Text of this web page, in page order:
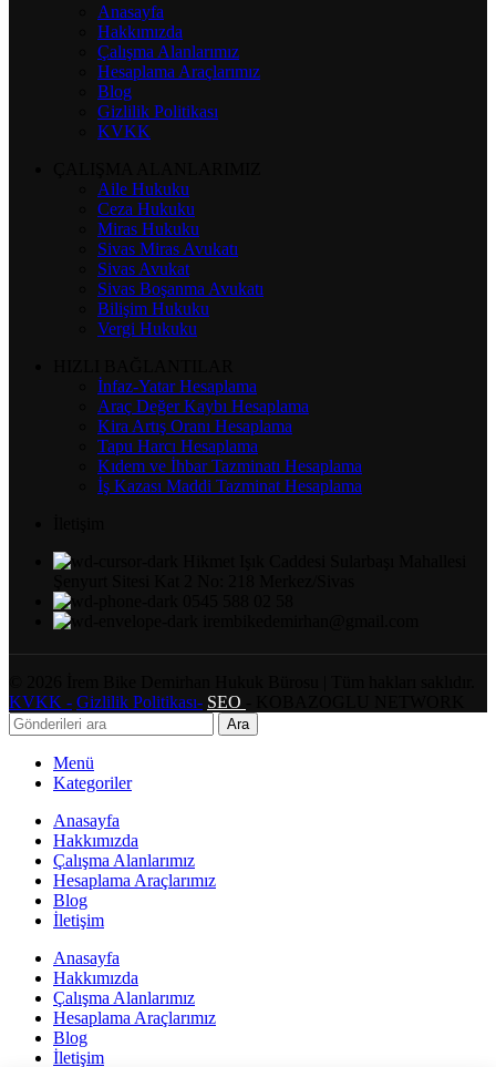
Anasayfa
Hakkımızda
Çalışma Alanlarımız
Hesaplama Araçlarımız
Blog
Gizlilik Politikası
KVKK
Aile Hukuku
Ceza Hukuku
Miras Hukuku
Sivas Miras Avukatı
Sivas Avukat
Sivas Boşanma Avukatı
Bilişim Hukuku
Vergi Hukuku
İnfaz-Yatar Hesaplama
Araç Değer Kaybı Hesaplama
Kira Artış Oranı Hesaplama
Tapu Harcı Hesaplama
Kıdem ve İhbar Tazminatı Hesaplama
İş Kazası Maddi Tazminat Hesaplama
KVKK - Gizlilik Politikası- SEO
Ara
Menü
Kategoriler
Anasayfa
Hakkımızda
Çalışma Alanlarımız
Hesaplama Araçlarımız
Blog
İletişim
Anasayfa
Hakkımızda
Çalışma Alanlarımız
Hesaplama Araçlarımız
Blog
İletişim